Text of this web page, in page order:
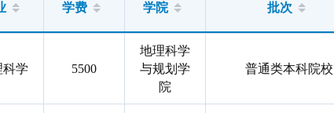
学费 学院 批次
科学 5500
地理科学
与规划学
院
普通类本科院校